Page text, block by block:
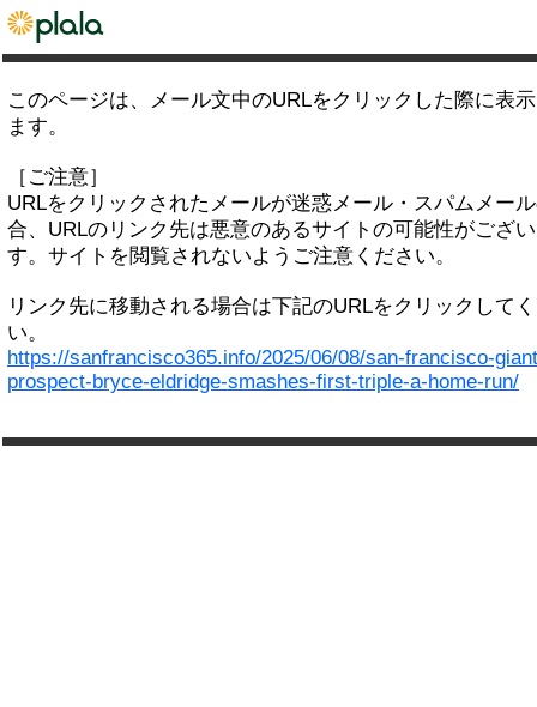
このページは、メール文中のURLをクリックした際に表
ます。
［ご注意］
URLをクリックされたメールが迷惑メール・スパムメー
合、URLのリンク先は悪意のあるサイトの可能性がござ
す。サイトを閲覧されないようご注意ください。
リンク先に移動される場合は下記のURLをクリックして
い。
https://sanfrancisco365.info/2025/06/08/san-francisco-
prospect-bryce-eldridge-smashes-first-triple-a-home-run/